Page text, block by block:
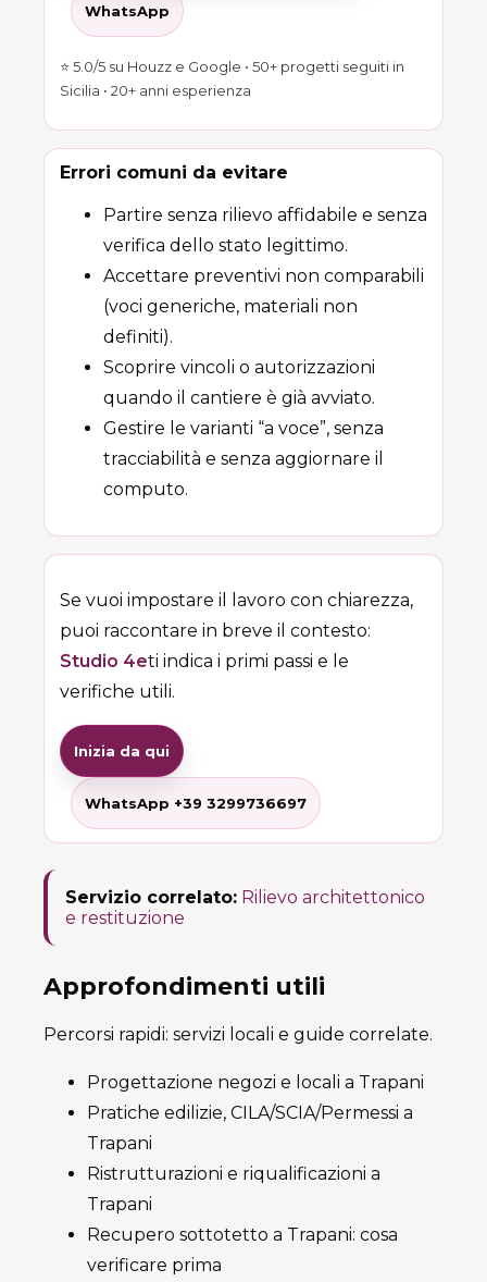
WhatsApp
⭐ 5.0/5 su Houzz e Google • 50+ progetti seguiti in
Sicilia • 20+ anni esperienza
Errori comuni da evitare
Partire senza rilievo affidabile e senza
verifica dello stato legittimo.
Accettare preventivi non comparabili
(voci generiche, materiali non
definiti).
Scoprire vincoli o autorizzazioni
quando il cantiere è già avviato.
Gestire le varianti “a voce”, senza
tracciabilità e senza aggiornare il
computo.
Se vuoi impostare il lavoro con chiarezza,
puoi raccontare in breve il contesto:
Studio 4eti indica i primi passi e le
verifiche utili.
Inizia da qui
WhatsApp +39 3299736697
Servizio correlato: Rilievo architettonico
e restituzione
Approfondimenti utili
Percorsi rapidi: servizi locali e guide correlate.
Progettazione negozi e locali a Trapani
Pratiche edilizie, CILA/SCIA/Permessi a
Trapani
Ristrutturazioni e riqualificazioni a
Trapani
Recupero sottotetto a Trapani: cosa
verificare prima